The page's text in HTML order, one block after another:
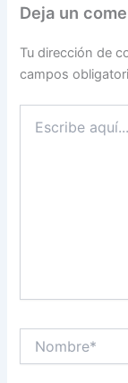
Deja un
Tu dirección de
campos
aquí...